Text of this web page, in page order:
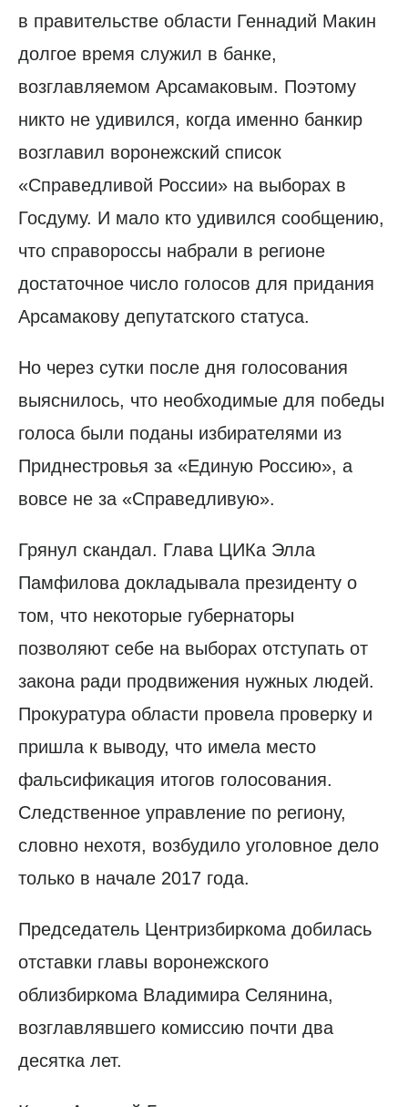
в правительстве области Геннадий Макин
долгое время служил в банке,
возглавляемом Арсамаковым. Поэтому
никто не удивился, когда именно банкир
возглавил воронежский список
«Справедливой России» на выборах в
Госдуму. И мало кто удивился сообщению,
что справороссы набрали в регионе
достаточное число голосов для придания
Арсамакову депутатского статуса.
Но через сутки после дня голосования
выяснилось, что необходимые для победы
голоса были поданы избирателями из
Приднестровья за «Единую Россию», а
вовсе не за «Справедливую».
Грянул скандал. Глава ЦИКа Элла
Памфилова докладывала президенту о
том, что некоторые губернаторы
позволяют себе на выборах отступать от
закона ради продвижения нужных людей.
Прокуратура области провела проверку и
пришла к выводу, что имела место
фальсификация итогов голосования.
Следственное управление по региону,
словно нехотя, возбудило уголовное дело
только в начале 2017 года.
Председатель Центризбиркома добилась
отставки главы воронежского
облизбиркома Владимира Селянина,
возглавлявшего комиссию почти два
десятка лет.